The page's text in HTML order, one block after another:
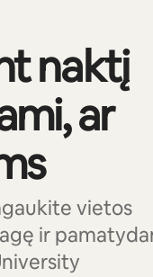
naktį
ar
vietos
ir